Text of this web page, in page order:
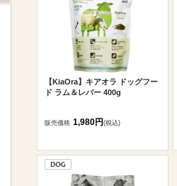
【KiaOra】キアオラ ドッグフー
ド ラム＆レバー 400g
販売価格 1,980円(税込)